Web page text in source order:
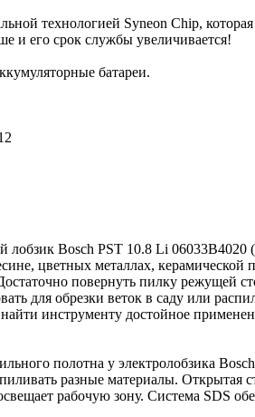
технологией Syneon Chip,
и его срок службы увеличивается!
батареи.
лобзик Bosch PST 10.8 Li 06033B4020
цветных металлах,
повернуть пилку режущей
для обрезки веток в саду или
инструменту достойное
полотна у электролобзика
разные материалы.
рабочую зону. Система SDS